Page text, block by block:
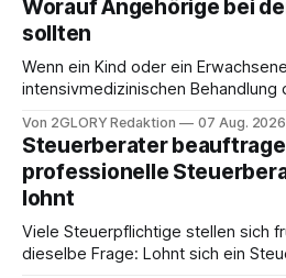
Worauf Angehörige bei
sollten
Wenn ein Kind oder ein
intensivmedizinischen Behandlung
angewiesen ist, stellt sich für
Frage: Muss die Versorgung
oder ist ein Leben zu Hause
Intensivpflege bietet genau diese
Von 2GLORY Redaktion 07 Aug. 2026
Steuerberater
professionelle
lohnt
Viele Steuerpflichtige stellen sich
dieselbe Frage: Lohnt sich ein